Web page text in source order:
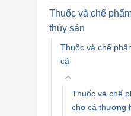
Thuốc và chế
thủy sản
Thuốc và chế
cá
Thuốc và chế
cho cá thương